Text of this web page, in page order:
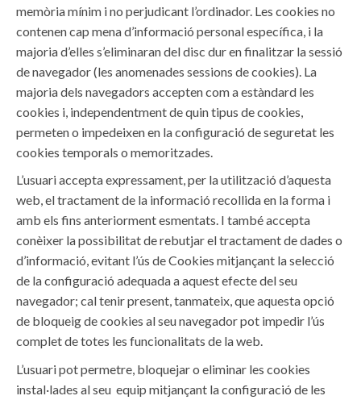
memòria mínim i no perjudicant l’ordinador. Les cookies no
contenen cap mena d’informació personal específica, i la
majoria d’elles s’eliminaran del disc dur en finalitzar la sessió
de navegador (les anomenades sessions de cookies). La
majoria dels navegadors accepten com a estàndard les
cookies i, independentment de quin tipus de cookies,
permeten o impedeixen en la configuració de seguretat les
cookies temporals o memoritzades.
L’usuari accepta expressament, per la utilització d’aquesta
web, el tractament de la informació recollida en la forma i
amb els fins anteriorment esmentats. I també accepta
conèixer la possibilitat de rebutjar el tractament de dades o
d’informació, evitant l’ús de Cookies mitjançant la selecció
de la configuració adequada a aquest efecte del seu
navegador; cal tenir present, tanmateix, que aquesta opció
de bloqueig de cookies al seu navegador pot impedir l’ús
complet de totes les funcionalitats de la web.
L’usuari pot permetre, bloquejar o eliminar les cookies
instal·lades al seu equip mitjançant la configuració de les